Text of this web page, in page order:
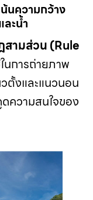
นความกว้าง
ะน้ำ
สามส่วน (Rule
นการถ่ายภาพ
ตั้งและแนวนอน
ความสนใจของ